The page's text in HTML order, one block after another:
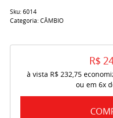
Sku:6014
Categoria:CÂMBIO
R$
à vista R$ 232,75
ou em 6x